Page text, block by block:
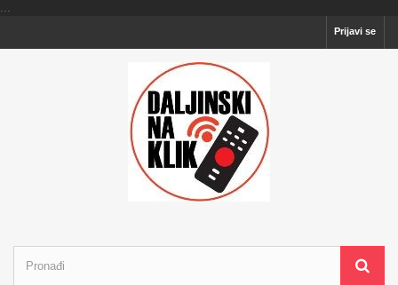
...
Prijavi se